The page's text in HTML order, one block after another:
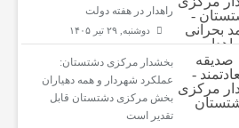
راهدار در هفته دولت
دوشنبه, ۲۹ تیر ۱۴۰۵
بخشدار مرکزی دشتستان:
عملکرد شهردار و همه دهیاران
بخش مرکزی دشتستان قابل
تقدیر است